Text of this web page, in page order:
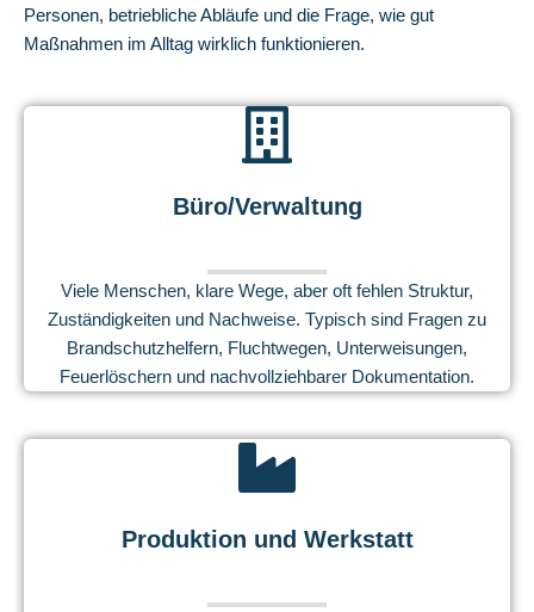
Personen, betriebliche Abläufe und die Frage, wie gut
Maßnahmen im Alltag wirklich funktionieren.
Büro/Verwaltung
Viele Menschen, klare Wege, aber oft fehlen Struktur,
Zuständigkeiten und Nachweise. Typisch sind Fragen zu
Brandschutzhelfern, Fluchtwegen, Unterweisungen,
Feuerlöschern und nachvollziehbarer Dokumentation.
Produktion und Werkstatt